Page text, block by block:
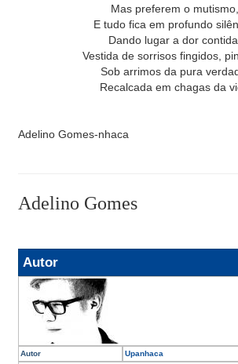
Mas preferem o mutismo,
E tudo fica em profundo
Dando lugar a dor contida,
Vestida de sorrisos fingidos,
Sob arrimos da pura
Recalcada em chagas da
Adelino Gomes-nhaca
Adelino Gomes
Autor
Autor Upanhaca